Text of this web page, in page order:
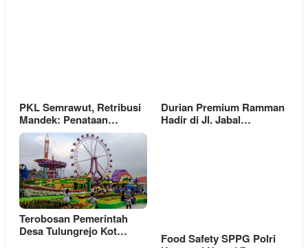
PKL Semrawut, Retribusi
Mandek: Penataan…
Durian Premium Ramman
Hadir di Jl. Jabal…
Terobosan Pemerintah
Desa Tulungrejo Kot…
Food Safety SPPG Polri